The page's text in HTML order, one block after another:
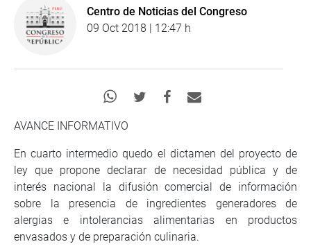
Centro de Noticias del Congreso
09 Oct 2018 | 12:47 h
AVANCE INFORMATIVO
En cuarto intermedio quedo el dictamen del proyecto de
ley que propone declarar de necesidad pública y de
interés nacional la difusión comercial de información
sobre la presencia de ingredientes generadores de
alergias e intolerancias alimentarias en productos
envasados y de preparación culinaria.